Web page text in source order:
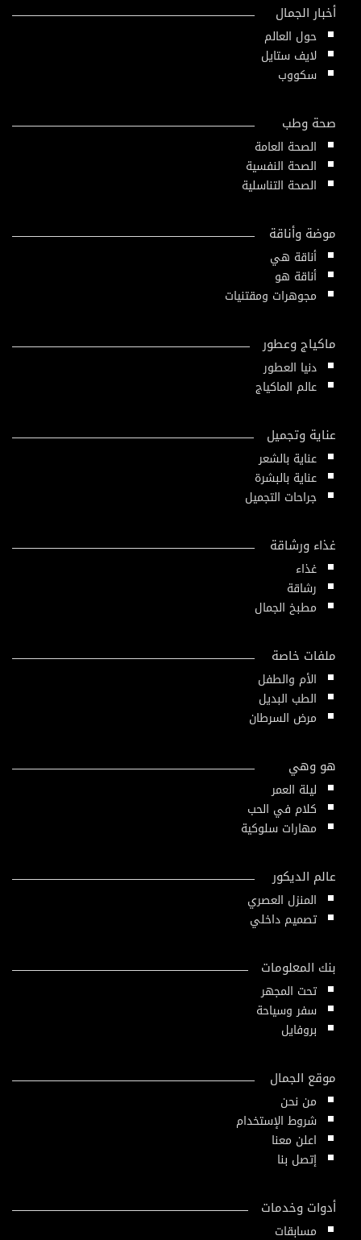
أخبار الجمال
حول العالم
لايف ستايل
سكووب
صحة وطب
الصحة العامة
الصحة النفسية
الصحة التناسلية
موضة وأناقة
أناقة هي
أناقة هو
مجوهرات ومقتنيات
ماكياج وعطور
دنيا العطور
عالم الماكياج
عناية وتجميل
عناية بالشعر
عناية بالبشرة
جراحات التجميل
غذاء ورشاقة
غذاء
رشاقة
مطبخ الجمال
ملفات خاصة
الأم والطفل
الطب البديل
مرض السرطان
هو وهي
ليلة العمر
كلام في الحب
مهارات سلوكية
عالم الديكور
المنزل العصري
تصميم داخلي
بنك المعلومات
تحت المجهر
سفر وسياحة
بروفايل
موقع الجمال
من نحن
شروط الإستخدام
اعلن معنا
إتصل بنا
أدوات وخدمات
مسابقات